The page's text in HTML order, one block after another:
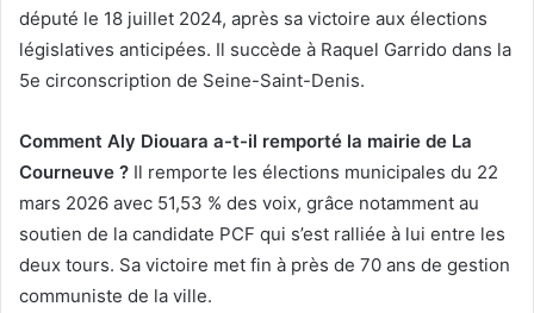
député le 18 juillet 2024, après sa victoire aux élections
législatives anticipées. Il succède à Raquel Garrido dans la
5e circonscription de Seine-Saint-Denis.
Comment Aly Diouara a-t-il remporté la mairie de La
Courneuve ? Il remporte les élections municipales du 22
mars 2026 avec 51,53 % des voix, grâce notamment au
soutien de la candidate PCF qui s’est ralliée à lui entre les
deux tours. Sa victoire met fin à près de 70 ans de gestion
communiste de la ville.